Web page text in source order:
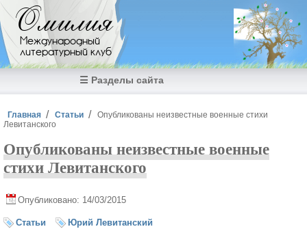
Перейти к основному содержанию
Омилия
Международный
литературный клуб
☰ Разделы сайта
Вы здесь
Главная Статьи
Опубликованы неизвестные военные стихи
Левитанского
Опубликованы неизвестные военные
стихи Левитанского
Опубликовано: 14/03/2015
Статьи Юрий Левитанский